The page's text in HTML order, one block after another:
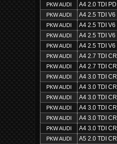
PKW AUDI A4 2.0 TDI PD
PKW AUDI A4 2.5 TDI V6
PKW AUDI A4 2.5 TDI V6
PKW AUDI A4 2.5 TDI V6
PKW AUDI A4 2.5 TDI V6
PKW AUDI A4 2.7 TDI
PKW AUDI A4 2.7 TDI
PKW AUDI A4 3.0 TDI CR
PKW AUDI A4 3.0 TDI
PKW AUDI A4 3.0 TDI
PKW AUDI A4 3.0 TDI
PKW AUDI A4 3.0 TDI
PKW AUDI A4 3.0 TDI
PKW AUDI A5 2.0 TDI CR